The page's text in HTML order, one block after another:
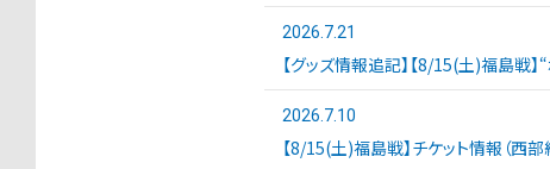
2026.7.21
【グッズ情報追記】【8/15(土)福島戦
2026.7.10
【8/15(土)福島戦】チケット情報（西部